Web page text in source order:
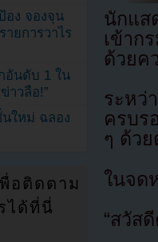
นักแส
เข้าก
ด้วยค
ระหว่
ครบร
ๆ ด้ว
ในจด
“สวัส
อง จองจุน
ยการวาไร
อันดับ 1 ใน
าวลือ!”
นใหม่ ฉลอง
อติดตาม
ได้ที่นี่